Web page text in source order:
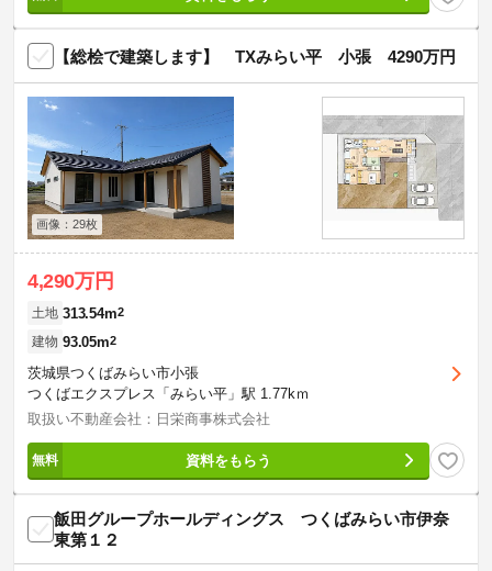
【総桧で建築します】 TXみらい平 小張 4290万円
画像：29枚
4,290万円
土地 313.54m2
建物 93.05m2
茨城県つくばみらい市小張
つくばエクスプレス「みらい平」駅 1.77kｍ
取扱い不動産会社：日栄商事株式会社
資料をもらう
飯田グループホールディングス つくばみらい市伊奈
東第１２